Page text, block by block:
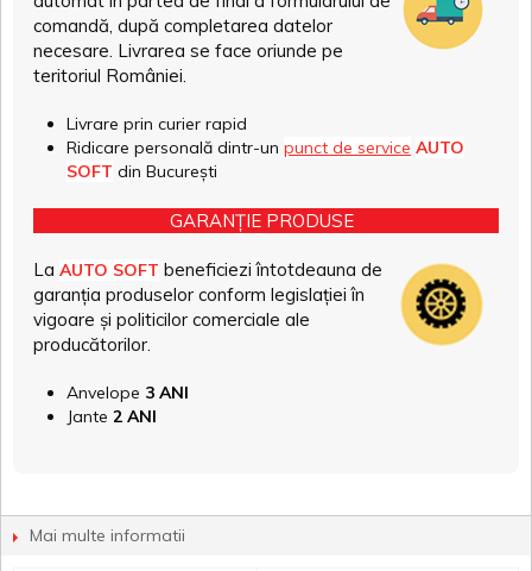
comandă, după completarea datelor
necesare. Livrarea se face oriunde pe
teritoriul României.
Livrare prin curier rapid
Ridicare personală dintr-un punct de service AUTO
SOFT din București
GARANȚIE PRODUSE
La AUTO SOFT beneficiezi întotdeauna de
garanția produselor conform legislației în
vigoare și politicilor comerciale ale
producătorilor.
Anvelope 3 ANI
Jante 2 ANI
Mai multe informatii